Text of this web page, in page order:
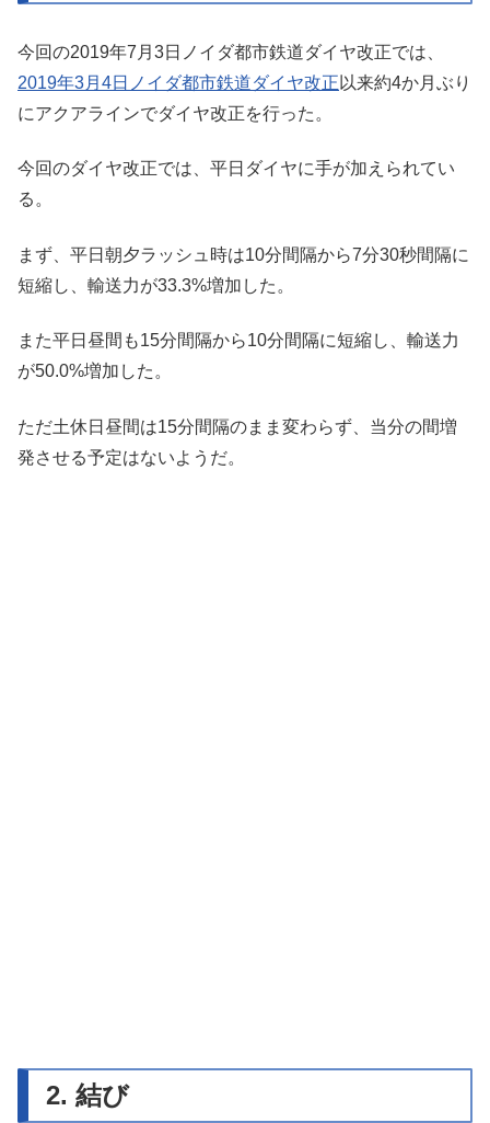
今回の2019年7月3日ノイダ都市鉄道ダイヤ改正では、
2019年3月4日ノイダ都市鉄道ダイヤ改正 以来約4か月ぶり
にアクアラインでダイヤ改正を行った。
今回のダイヤ改正では、平日ダイヤに手が加えられてい
る。
まず、平日朝夕ラッシュ時は10分間隔から7分30秒間隔に
短縮し、輸送力が33.3%増加した。
また平日昼間も15分間隔から10分間隔に短縮し、輸送力
が50.0%増加した。
ただ土休日昼間は15分間隔のまま変わらず、当分の間増
発させる予定はないようだ。
2. 結び